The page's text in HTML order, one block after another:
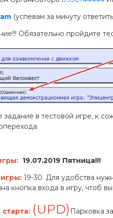
(успевам за минуту
Обязательно пройдите
задание в тестовой игре, к
19.07.2019 Пятница!!!
19-30. Для удобства
кнопка входа в игру, чтоб
(UPD) Парковка